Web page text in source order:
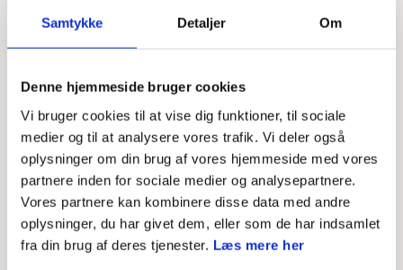
Samtykke Detaljer Om
Denne hjemmeside bruger cookies
Vi bruger cookies til at vise dig funktioner, til sociale
medier og til at analysere vores trafik. Vi deler også
oplysninger om din brug af vores hjemmeside med vores
partnere inden for sociale medier og analysepartnere.
Vores partnere kan kombinere disse data med andre
oplysninger, du har givet dem, eller som de har indsamlet
fra din brug af deres tjenester. Læs mere her
Skriv modtagerens mailadresse
Besked til modtager